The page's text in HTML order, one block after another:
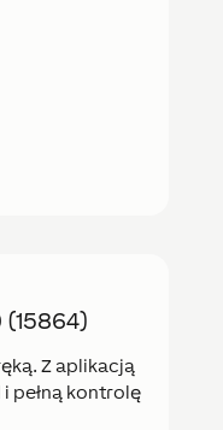
(15864)
Z aplikacją
i pełną kontrolę